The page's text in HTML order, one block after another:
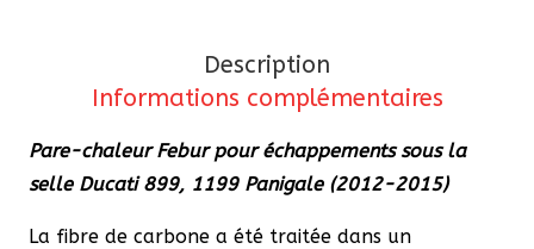
Ducati
899,
Description
Informations complémentaires
Pare-chaleur Febur pour échappements sous la
selle Ducati 899, 1199 Panigale (2012-2015)
La fibre de carbone a été traitée dans un